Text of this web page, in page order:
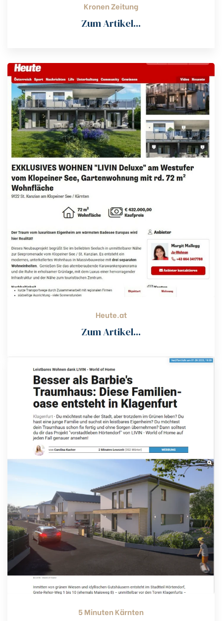
Kronen Zeitung
Zum Artikel...
Heute.at
Zum Artikel...
5 Minuten Kärnten